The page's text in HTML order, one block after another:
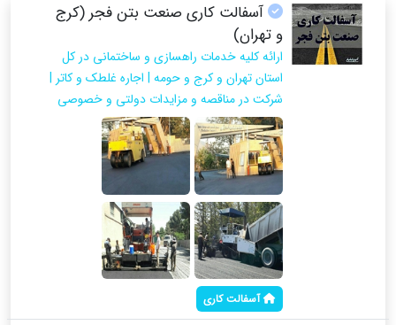
آسفالت کاری صنعت بتن فجر (کرج
و تهران)
ارائه کلیه خدمات راهسازی و ساختمانی در کل
استان تهران و کرج و حومه | اجاره غلطک و کاتر |
شرکت در مناقصه و مزایدات دولتی و خصوصی
آسفالت کاری